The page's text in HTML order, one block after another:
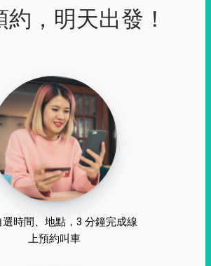
，明天出發！
時間、地點，3 分鐘完成線
上預約叫車